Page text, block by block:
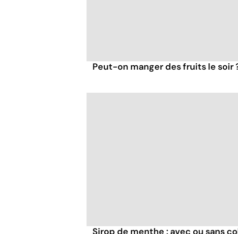
Peut-on manger des fruits le soir
Sirop de menthe : avec ou sans